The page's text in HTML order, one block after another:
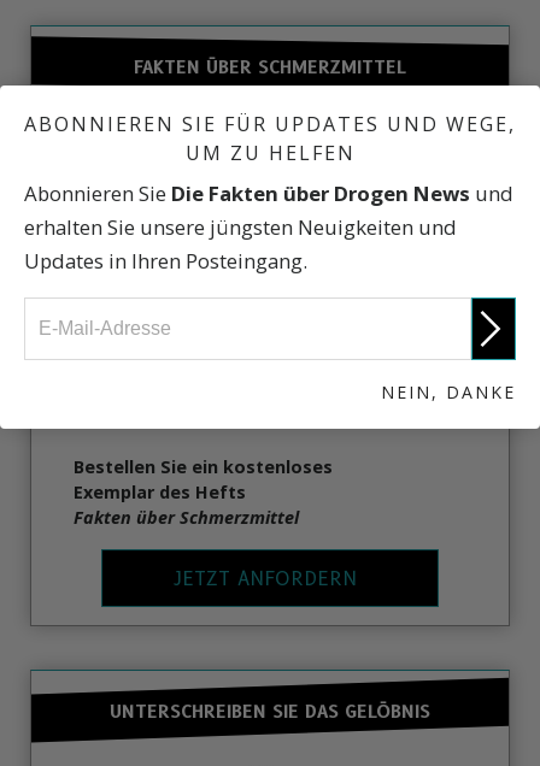
FAKTEN ÜBER SCHMERZMITTEL
Erfahren Sie die Fakten über Schmerzmittel.
Bestellen Sie ein kostenloses
Exemplar des Hefts
Fakten über Schmerzmittel
JETZT ANFORDERN
UNTERSCHREIBEN SIE DAS GELÖBNIS
ABONNIEREN SIE FÜR UPDATES UND WEGE,
UM ZU HELFEN
Abonnieren Sie Die Fakten über Drogen News und
erhalten Sie unsere jüngsten Neuigkeiten und
Updates in Ihren Posteingang.
NEIN, DANKE